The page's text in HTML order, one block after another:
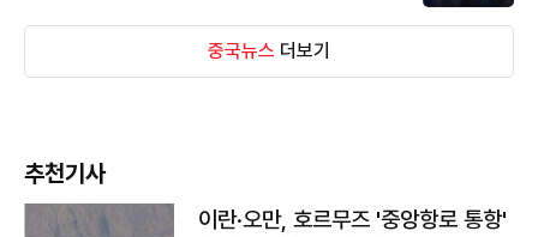
중국뉴스 더보기
추천기사
이란·오만, 호르무즈 '중앙항로 통항'